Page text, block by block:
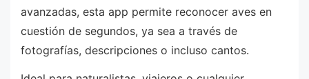
avanzadas, esta app permite reconocer aves en
cuestión de segundos, ya sea a través de
fotografías, descripciones o incluso cantos.